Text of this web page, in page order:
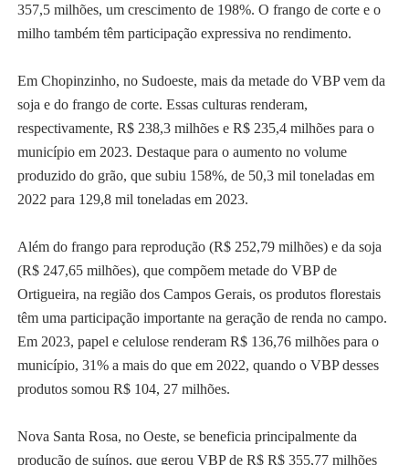
357,5 milhões, um crescimento de 198%. O frango de corte e o
milho também têm participação expressiva no rendimento.
Em Chopinzinho, no Sudoeste, mais da metade do VBP vem da
soja e do frango de corte. Essas culturas renderam,
respectivamente, R$ 238,3 milhões e R$ 235,4 milhões para o
município em 2023. Destaque para o aumento no volume
produzido do grão, que subiu 158%, de 50,3 mil toneladas em
2022 para 129,8 mil toneladas em 2023.
Além do frango para reprodução (R$ 252,79 milhões) e da soja
(R$ 247,65 milhões), que compõem metade do VBP de
Ortigueira, na região dos Campos Gerais, os produtos florestais
têm uma participação importante na geração de renda no campo.
Em 2023, papel e celulose renderam R$ 136,76 milhões para o
município, 31% a mais do que em 2022, quando o VBP desses
produtos somou R$ 104, 27 milhões.
Nova Santa Rosa, no Oeste, se beneficia principalmente da
produção de suínos, que gerou VBP de R$ R$ 355,77 milhões